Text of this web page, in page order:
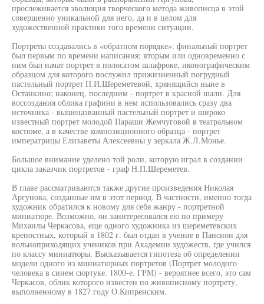
прослеживается эволюция творческого метода живописца в этой
совершенно уникальной для него, да и в целом для
художественной практики того времени ситуации.
Портреты создавались в «обратном порядке»: финальный портрет
был первым по времени написания; вторым или одновременно с
ним был начат портрет в полосатом шлафроке, иконографическим
образцом для которого послужил прижизненный погрудный
пастельный портрет П.И.Шереметевой, хрянящийся ныне в
Останкино; наконец, последним - портрет в красной шали. Для
воссоздания облика графини в нем использовались сразу два
источника - вышеназванный пастельный портрет и широко
известный портрет молодой Параши Жемчуговой в театральном
костюме, а в качестве композиционного образца - портрет
императрицы Елизаветы Алексеевны у зеркала Ж.Л.Монье.
Большое внимание уделено той роли, которую играл в создании
цикла заказчик портретов - граф Н.П.Шереметев.
В главе рассматриваются также другие произведения Николая
Аргунова, созданные им в этот период. В частности, именно тогда
художник обратился к новому для себя жанру - портретной
миниатюре. Возможно, он заинтересовался ею по примеру
Михаилы Черкасова, еще одного художника из шереметевских
крепостных, который в 1802 г. был отдан в учение в Пансион для
вольноприходящих учеников при Академии художеств, где учился
по классу миниатюры. Высказывается гипотеза об определении
модели одного из миниатюрных портретов (Портрет молодого
человека в синем сюртуке. 1800-е. ГРМ) - вероятнее всего, это сам
Черкасов, облик которого известен по живописному портрету,
выполненному в 1827 году О.Кипренским.